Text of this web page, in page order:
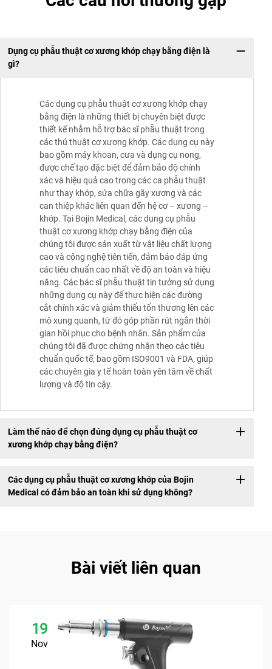
Dụng cụ phẫu thuật cơ xương khớp chạy bằng điện là
gì?
Các dụng cụ phẫu thuật cơ xương khớp chạy
bằng điện là những thiết bị chuyên biệt được
thiết kế nhằm hỗ trợ bác sĩ phẫu thuật trong
các thủ thuật cơ xương khớp. Các dụng cụ này
bao gồm máy khoan, cưa và dụng cụ nong,
được chế tạo đặc biệt để đảm bảo độ chính
xác và hiệu quả cao trong các ca phẫu thuật
như thay khớp, sửa chữa gãy xương và các
can thiệp khác liên quan đến hệ cơ – xương –
khớp. Tại Bojin Medical, các dụng cụ phẫu
thuật cơ xương khớp chạy bằng điện của
chúng tôi được sản xuất từ vật liệu chất lượng
cao và công nghệ tiên tiến, đảm bảo đáp ứng
các tiêu chuẩn cao nhất về độ an toàn và hiệu
năng. Các bác sĩ phẫu thuật tin tưởng sử dụng
những dụng cụ này để thực hiện các đường
cắt chính xác và giảm thiểu tổn thương lên các
mô xung quanh, từ đó góp phần rút ngắn thời
gian hồi phục cho bệnh nhân. Sản phẩm của
chúng tôi đã được chứng nhận theo các tiêu
chuẩn quốc tế, bao gồm ISO9001 và FDA, giúp
các chuyên gia y tế hoàn toàn yên tâm về chất
lượng và độ tin cậy.
Làm thế nào để chọn đúng dụng cụ phẫu thuật cơ
xương khớp chạy bằng điện?
Các dụng cụ phẫu thuật cơ xương khớp của Bojin
Medical có đảm bảo an toàn khi sử dụng không?
Bài viết liên quan
19
Nov